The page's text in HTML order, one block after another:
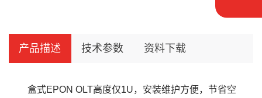
产品描述 技术参数 资料下载
盒式EPON OLT高度仅1U，安装维护方便，节省空